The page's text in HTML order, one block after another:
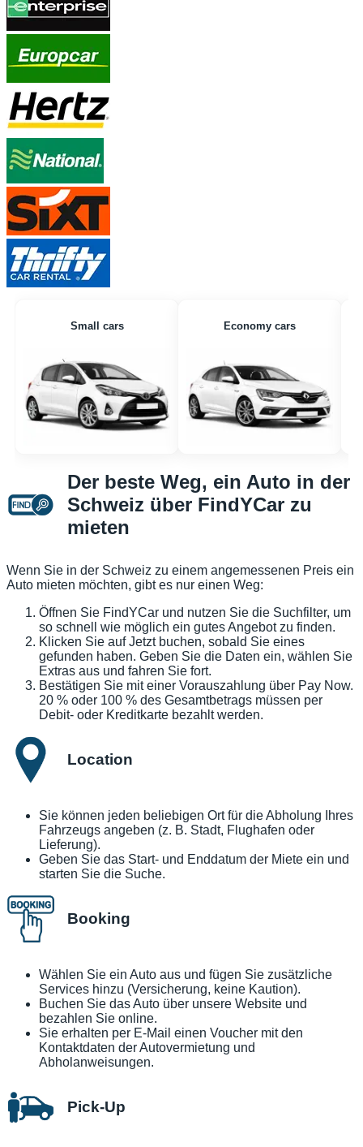
Small cars Economy cars
Der beste Weg, ein Auto in der
Schweiz über FindYCar zu
mieten
Wenn Sie in der Schweiz zu einem angemessenen Preis ein
Auto mieten möchten, gibt es nur einen Weg:
Öffnen Sie FindYCar und nutzen Sie die Suchfilter, um
so schnell wie möglich ein gutes Angebot zu finden.
Klicken Sie auf Jetzt buchen, sobald Sie eines
gefunden haben. Geben Sie die Daten ein, wählen Sie
Extras aus und fahren Sie fort.
Bestätigen Sie mit einer Vorauszahlung über Pay Now.
20 % oder 100 % des Gesamtbetrags müssen per
Debit- oder Kreditkarte bezahlt werden.
Location
Sie können jeden beliebigen Ort für die Abholung Ihres
Fahrzeugs angeben (z. B. Stadt, Flughafen oder
Lieferung).
Geben Sie das Start- und Enddatum der Miete ein und
starten Sie die Suche.
Booking
Wählen Sie ein Auto aus und fügen Sie zusätzliche
Services hinzu (Versicherung, keine Kaution).
Buchen Sie das Auto über unsere Website und
bezahlen Sie online.
Sie erhalten per E-Mail einen Voucher mit den
Kontaktdaten der Autovermietung und
Abholanweisungen.
Pick-Up